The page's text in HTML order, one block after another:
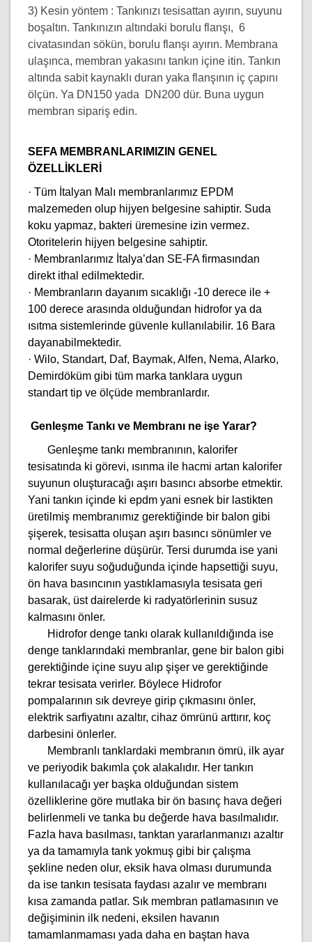
3) Kesin yöntem : Tankınızı tesisattan ayırın, suyunu
boşaltın. Tankınızın altındaki borulu flanşı, 6
civatasından sökün, borulu flanşı ayırın. Membrana
ulaşınca, membran yakasını tankın içine itin. Tankın
altında sabit kaynaklı duran yaka flanşının iç çapını
ölçün. Ya DN150 yada DN200 dür. Buna uygun
membran sipariş edin.
SEFA MEMBRANLARIMIZIN GENEL
ÖZELLİKLERİ
· Tüm İtalyan Malı membranlarımız EPDM
malzemeden olup hijyen belgesine sahiptir. Suda
koku yapmaz, bakteri üremesine izin vermez.
Otoritelerin hijyen belgesine sahiptir.
· Membranlarımız İtalya’dan SE-FA firmasından
direkt ithal edilmektedir.
· Membranların dayanım sıcaklığı -10 derece ile +
100 derece arasında olduğundan hidrofor ya da
ısıtma sistemlerinde güvenle kullanılabilir. 16 Bara
dayanabilmektedir.
· Wilo, Standart, Daf, Baymak, Alfen, Nema, Alarko,
Demirdöküm gibi tüm marka tanklara uygun
standart tip ve ölçüde membranlardır.
Genleşme Tankı ve Membranı ne işe Yarar?
Genleşme tankı membranının, kalorifer
tesisatında ki görevi, ısınma ile hacmi artan kalorifer
suyunun oluşturacağı aşırı basıncı absorbe etmektir.
Yani tankın içinde ki epdm yani esnek bir lastikten
üretilmiş membranımız gerektiğinde bir balon gibi
şişerek, tesisatta oluşan aşırı basıncı sönümler ve
normal değerlerine düşürür. Tersi durumda ise yani
kalorifer suyu soğuduğunda içinde hapsettiği suyu,
ön hava basıncının yastıklamasıyla tesisata geri
basarak, üst dairelerde ki radyatörlerinin susuz
kalmasını önler.
Hidrofor denge tankı olarak kullanıldığında ise
denge tanklarındaki membranlar, gene bir balon gibi
gerektiğinde içine suyu alıp şişer ve gerektiğinde
tekrar tesisata verirler. Böylece Hidrofor
pompalarının sık devreye girip çıkmasını önler,
elektrik sarfiyatını azaltır, cihaz ömrünü arttırır, koç
darbesini önlerler.
Membranlı tanklardaki membranın ömrü, ilk ayar
ve periyodik bakımla çok alakalıdır. Her tankın
kullanılacağı yer başka olduğundan sistem
özelliklerine göre mutlaka bir ön basınç hava değeri
belirlenmeli ve tanka bu değerde hava basılmalıdır.
Fazla hava basılması, tanktan yararlanmanızı azaltır
ya da tamamıyla tank yokmuş gibi bir çalışma
şekline neden olur, eksik hava olması durumunda
da ise tankın tesisata faydası azalır ve membranı
kısa zamanda patlar. Sık membran patlamasının ve
değişiminin ilk nedeni, eksilen havanın
tamamlanmaması yada daha en baştan hava